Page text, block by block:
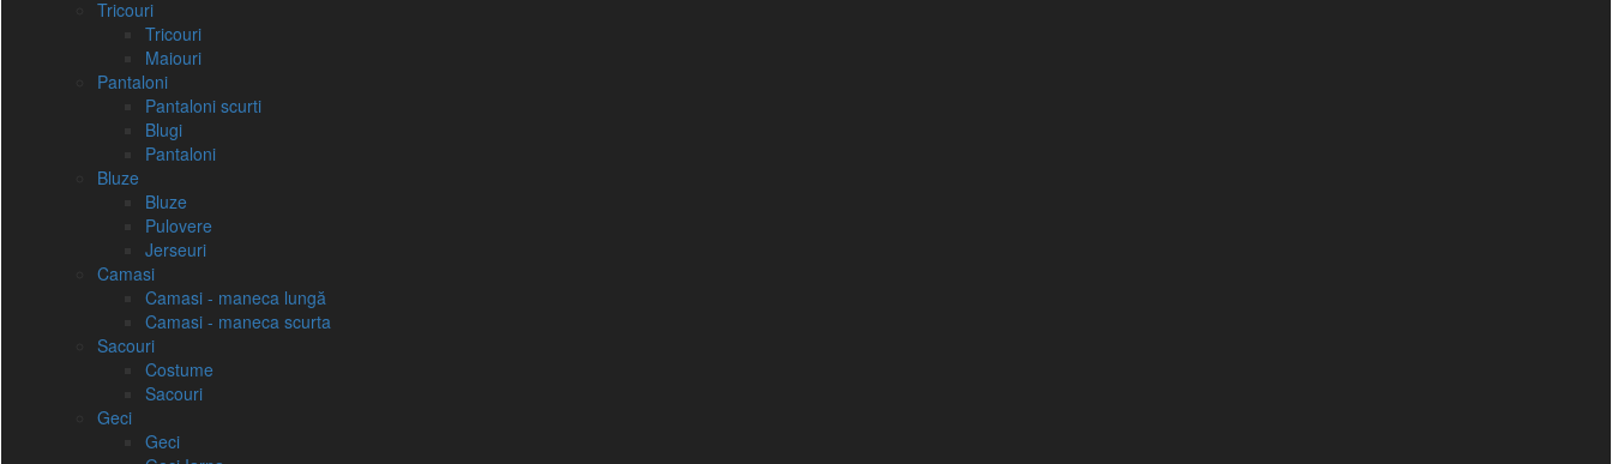
Tricouri
Tricouri
Maiouri
Pantaloni
Pantaloni scurti
Blugi
Pantaloni
Bluze
Bluze
Pulovere
Jerseuri
Camasi
Camasi - maneca lungă
Camasi - maneca scurta
Sacouri
Costume
Sacouri
Geci
Geci